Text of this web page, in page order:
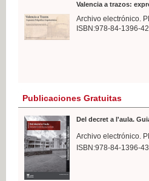
Valencia a trazos:
Archivo electrónico.
ISBN:978-84-1396-
Publicaciones Gratuitas
Del decret a l'aula.
Archivo electrónico.
ISBN:978-84-1396-